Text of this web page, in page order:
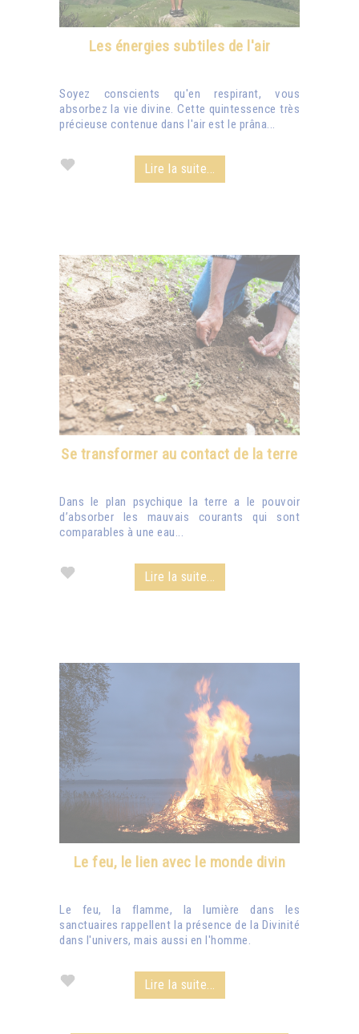
Les énergies subtiles de l'air
Soyez conscients qu'en respirant, vous
absorbez la vie divine. Cette quintessence très
précieuse contenue dans l'air est le prâna...
Lire la suite...
Se transformer au contact de la terre
Dans le plan psychique la terre a le pouvoir
d’absorber les mauvais courants qui sont
comparables à une eau...
Lire la suite...
Le feu, le lien avec le monde divin
Le feu, la flamme, la lumière dans les
sanctuaires rappellent la présence de la Divinité
dans l'univers, mais aussi en l'homme.
Lire la suite...